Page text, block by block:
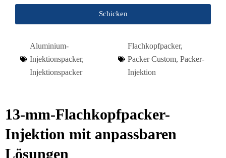
Schicken
Aluminium-
Injektionspacker,
Injektionspacker
Flachkopfpacker,
Packer Custom, Packer-
Injektion
13-mm-Flachkopfpacker-
Injektion mit anpassbaren
Lösungen